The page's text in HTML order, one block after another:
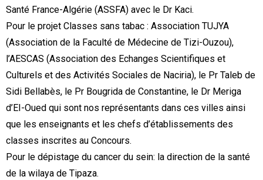
Santé France-Algérie (ASSFA) avec le Dr Kaci.
Pour le projet Classes sans tabac : Association TUJYA
(Association de la Faculté de Médecine de Tizi-Ouzou),
l’AESCAS (Association des Echanges Scientifiques et
Culturels et des Activités Sociales de Naciria), le Pr Taleb de
Sidi Bellabès, le Pr Bougrida de Constantine, le Dr Meriga
d’EI-Oued qui sont nos représentants dans ces villes ainsi
que les enseignants et les chefs d’établissements des
classes inscrites au Concours.
Pour le dépistage du cancer du sein: la direction de la santé
de la wilaya de Tipaza.